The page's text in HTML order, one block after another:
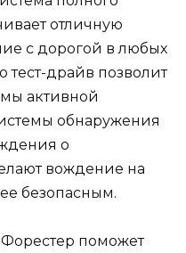
отличную
с дорогой в любых
тест-драйв позволит
активной
обнаружения
о
вождение на
безопасным.
поможет